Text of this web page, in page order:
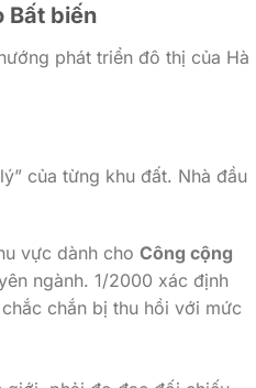
Bất biến
phát triển đô thị của Hà
của từng khu đất. Nhà đầu
vực dành cho Công cộng
ngành. 1/2000 xác định
chắn bị thu hồi với mức